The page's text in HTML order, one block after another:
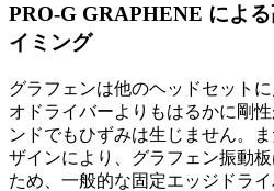
PRO-G GRAPHENE によ
イミング
グラフェンは他のヘッドセット
オドライバーよりもはるかに剛
ンドでもひずみは生じません。
ザインにより、グラフェン振動
ため、一般的な固定エッジドラ